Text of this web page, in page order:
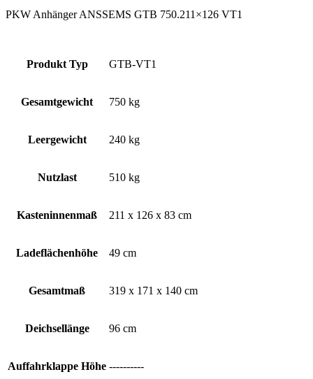
PKW Anhänger ANSSEMS GTB 750.211×126 VT1
Produkt Typ GTB-VT1
Gesamtgewicht 750 kg
Leergewicht 240 kg
Nutzlast 510 kg
Kasteninnenmaß 211 x 126 x 83 cm
Ladeflächenhöhe 49 cm
Gesamtmaß 319 x 171 x 140 cm
Deichsellänge 96 cm
Auffahrklappe Höhe ----------